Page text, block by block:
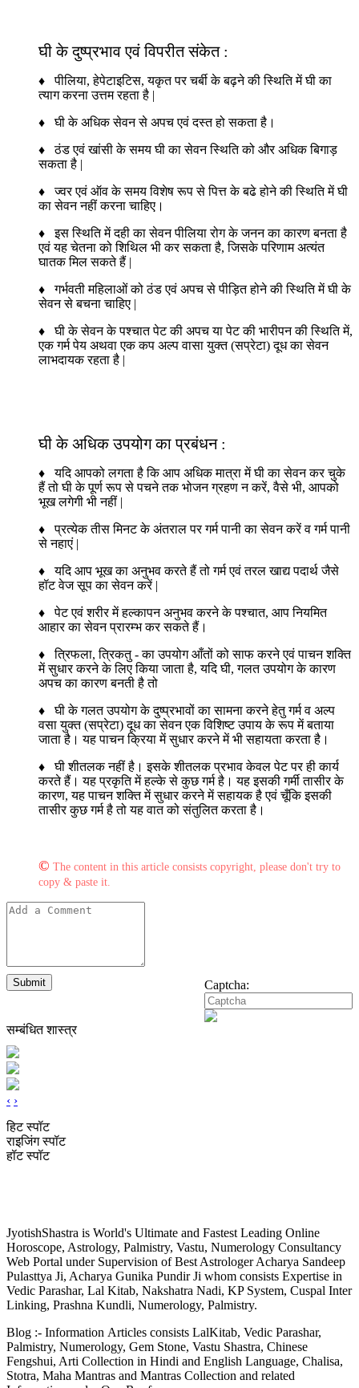
घी के दुष्प्रभाव एवं विपरीत संकेत :
♦ पीलिया, हेपेटाइटिस, यकृत पर चर्बी के बढ़ने की स्थिति में घी का
त्याग करना उत्तम रहता है |
♦ घी के अधिक सेवन से अपच एवं दस्त हो सकता है।
♦ ठंड एवं खांसी के समय घी का सेवन स्थिति को और अधिक बिगाड़
सकता है |
♦ ज्वर एवं ऑव के समय विशेष रूप से पित्त के बढे होने की स्थिति में घी
का सेवन नहीं करना चाहिए।
♦ इस स्थिति में दही का सेवन पीलिया रोग के जनन का कारण बनता है
एवं यह चेतना को शिथिल भी कर सकता है, जिसके परिणाम अत्यंत
घातक मिल सकते हैं |
♦ गर्भवती महिलाओं को ठंड एवं अपच से पीड़ित होने की स्थिति में घी के
सेवन से बचना चाहिए |
♦ घी के सेवन के पश्चात पेट की अपच या पेट की भारीपन की स्थिति में,
एक गर्म पेय अथवा एक कप अल्प वासा युक्त (सप्रेटा) दूध का सेवन
लाभदायक रहता है |
घी के अधिक उपयोग का प्रबंधन :
♦ यदि आपको लगता है कि आप अधिक मात्रा में घी का सेवन कर चुके
हैं तो घी के पूर्ण रूप से पचने तक भोजन ग्रहण न करें, वैसे भी, आपको
भूख लगेगी भी नहीं |
♦ प्रत्येक तीस मिनट के अंतराल पर गर्म पानी का सेवन करें व गर्म पानी
से नहाएं |
♦ यदि आप भूख का अनुभव करते हैं तो गर्म एवं तरल खाद्य पदार्थ जैसे
हॉट वेज सूप का सेवन करें |
♦ पेट एवं शरीर में हल्कापन अनुभव करने के पश्चात, आप नियमित
आहार का सेवन प्रारम्भ कर सकते हैं।
♦ त्रिफला, त्रिकतु - का उपयोग आँतों को साफ करने एवं पाचन शक्ति
में सुधार करने के लिए किया जाता है, यदि घी, गलत उपयोग के कारण
अपच का कारण बनती है तो
♦ घी के गलत उपयोग के दुष्प्रभावों का सामना करने हेतु गर्म व अल्प
वसा युक्त (सप्रेटा) दूध का सेवन एक विशिष्ट उपाय के रूप में बताया
जाता है। यह पाचन क्रिया में सुधार करने में भी सहायता करता है।
♦ घी शीतलक नहीं है। इसके शीतलक प्रभाव केवल पेट पर ही कार्य
करते हैं। यह प्रकृति में हल्के से कुछ गर्म है। यह इसकी गर्मी तासीर के
कारण, यह पाचन शक्ति में सुधार करने में सहायक है एवं चूँकि इसकी
तासीर कुछ गर्म है तो यह वात को संतुलित करता है।
© The content in this article consists copyright, please don't try to
copy & paste it.
Captcha:
Submit
सम्बंधित शास्त्र
‹ ›
हिट स्पॉट
राइजिंग स्पॉट
हॉट स्पॉट
JyotishShastra is World's Ultimate and Fastest Leading Online
Horoscope, Astrology, Palmistry, Vastu, Numerology Consultancy
Web Portal under Supervision of Best Astrologer Acharya Sandeep
Pulasttya Ji, Acharya Gunika Pundir Ji whom consists Expertise in
Vedic Parashar, Lal Kitab, Nakshatra Nadi, KP System, Cuspal Inter
Linking, Prashna Kundli, Numerology, Palmistry.
Blog :- Information Articles consists LalKitab, Vedic Parashar,
Palmistry, Numerology, Gem Stone, Vastu Shastra, Chinese
Fengshui, Arti Collection in Hindi and English Language, Chalisa,
Stotra, Maha Mantras and Mantras Collection and related